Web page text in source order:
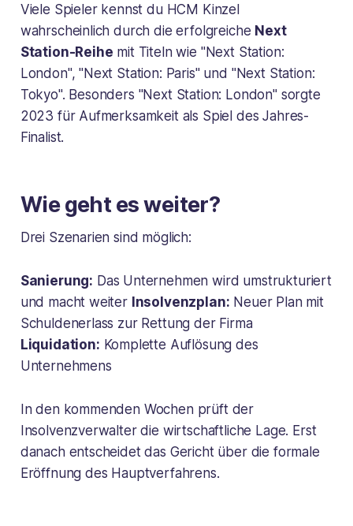
Viele Spieler kennst du HCM Kinzel
wahrscheinlich durch die erfolgreiche Next
Station-Reihe mit Titeln wie "Next Station:
London", "Next Station: Paris" und "Next Station:
Tokyo". Besonders "Next Station: London" sorgte
2023 für Aufmerksamkeit als Spiel des Jahres-
Finalist.
Wie geht es weiter?
Drei Szenarien sind möglich:
Sanierung: Das Unternehmen wird umstrukturiert
und macht weiter Insolvenzplan: Neuer Plan mit
Schuldenerlass zur Rettung der Firma
Liquidation: Komplette Auflösung des
Unternehmens
In den kommenden Wochen prüft der
Insolvenzverwalter die wirtschaftliche Lage. Erst
danach entscheidet das Gericht über die formale
Eröffnung des Hauptverfahrens.